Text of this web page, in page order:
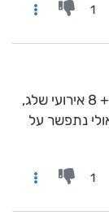
1
למה להתקמצן על 1300 ? תלך על 5000 ! + 8 אירועי שלג,
שלג בגובה 1.70 מטר. אולי נתפשר על
1